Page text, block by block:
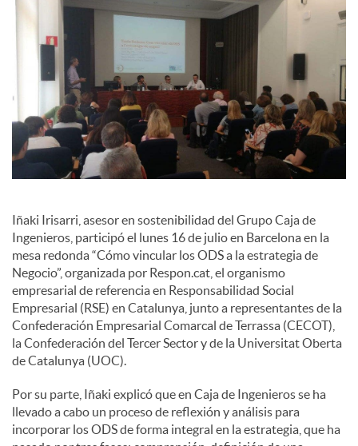
o
i
a
l
e
s
Iñaki Irisarri, asesor en sostenibilidad del Grupo Caja de
Ingenieros, participó el lunes 16 de julio en Barcelona en la
mesa redonda “Cómo vincular los ODS a la estrategia de
Negocio”, organizada por Respon.cat, el organismo
empresarial de referencia en Responsabilidad Social
Empresarial (RSE) en Catalunya, junto a representantes de la
Confederación Empresarial Comarcal de Terrassa (CECOT),
la Confederación del Tercer Sector y de la Universitat Oberta
de Catalunya (UOC).
Por su parte, Iñaki explicó que en Caja de Ingenieros se ha
llevado a cabo un proceso de reflexión y análisis para
incorporar los ODS de forma integral en la estrategia, que ha